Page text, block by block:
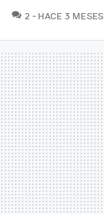
2 COMENTARIOS
HACE 3 MESES